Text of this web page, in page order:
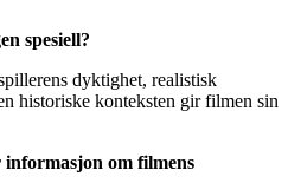
spesiell?
dyktighet, realistisk
historiske konteksten gir filmen sin
om filmens